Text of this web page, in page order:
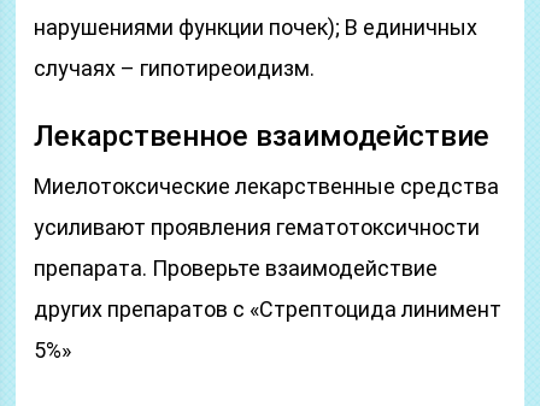
нарушениями функции почек); В единичных
случаях – гипотиреоидизм.
Лекарственное взаимодействие
Миелотоксические лекарственные средства
усиливают проявления гематотоксичности
препарата. Проверьте взаимодействие
других препаратов с «Стрептоцида линимент
5%»